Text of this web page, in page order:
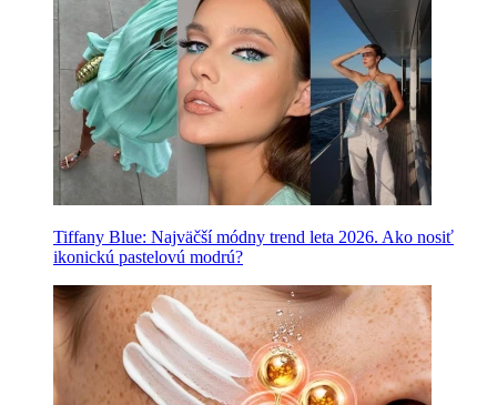
Tiffany Blue: Najväčší módny trend leta 2026. Ako nosiť
ikonickú pastelovú modrú?